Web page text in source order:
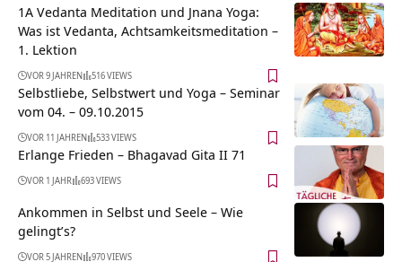
1A Vedanta Meditation und Jnana Yoga:
Was ist Vedanta, Achtsamkeitsmeditation –
1. Lektion
VOR 9 JAHREN 516 VIEWS
Selbstliebe, Selbstwert und Yoga – Seminar
vom 04. – 09.10.2015
VOR 11 JAHREN 533 VIEWS
Erlange Frieden – Bhagavad Gita II 71
VOR 1 JAHR 693 VIEWS
Ankommen in Selbst und Seele – Wie
gelingt’s?
VOR 5 JAHREN 970 VIEWS